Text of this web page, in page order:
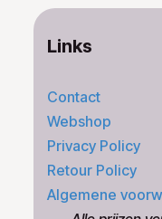
Links
Contact
Webshop
Privacy Policy
Retour Policy
Algemene